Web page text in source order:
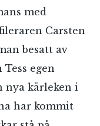
med
Carsten
besatt av
egen
nya kärleken i
har kommit